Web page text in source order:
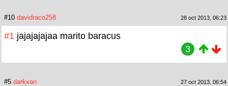
#10 davidraco258 28 oct 2013, 06:23
#1 jajajajajaa marito baracus
3
#5 darkxan 27 oct 2013, 06:54